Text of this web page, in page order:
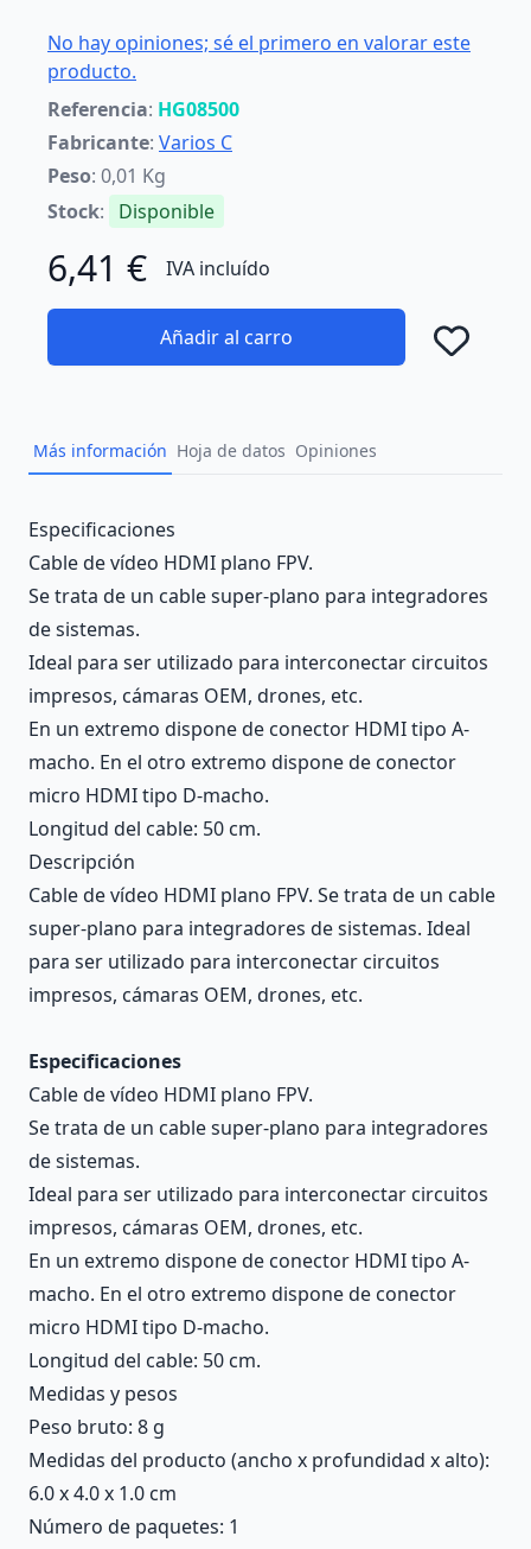
No hay opiniones; sé el primero en valorar este
producto.
Referencia: HG08500
Fabricante: Varios C
Peso: 0,01 Kg
Stock: Disponible
6,41 € IVA incluído
Añadir al carro
Más información Hoja de datos Opiniones
Description
Especificaciones
Cable de vídeo HDMI plano FPV.
Se trata de un cable super-plano para integradores
de sistemas.
Ideal para ser utilizado para interconectar circuitos
impresos, cámaras OEM, drones, etc.
En un extremo dispone de conector HDMI tipo A-
macho. En el otro extremo dispone de conector
micro HDMI tipo D-macho.
Longitud del cable: 50 cm.
Descripción
Cable de vídeo HDMI plano FPV. Se trata de un cable
super-plano para integradores de sistemas. Ideal
para ser utilizado para interconectar circuitos
impresos, cámaras OEM, drones, etc.
Especificaciones
Cable de vídeo HDMI plano FPV.
Se trata de un cable super-plano para integradores
de sistemas.
Ideal para ser utilizado para interconectar circuitos
impresos, cámaras OEM, drones, etc.
En un extremo dispone de conector HDMI tipo A-
macho. En el otro extremo dispone de conector
micro HDMI tipo D-macho.
Longitud del cable: 50 cm.
Medidas y pesos
Peso bruto: 8 g
Medidas del producto (ancho x profundidad x alto):
6.0 x 4.0 x 1.0 cm
Número de paquetes: 1